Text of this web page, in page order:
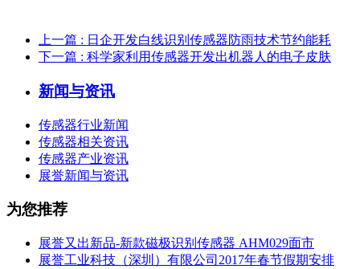
上一篇 : 日企开发白线识别传感器防雨技术节约能耗
下一篇 : 科学家利用传感器开发出机器人的电子皮肤
新闻与资讯
传感器行业新闻
传感器相关资讯
传感器产业资讯
展誉新闻与资讯
为您推荐
展誉又出新品-新款磁极识别传感器 AHM029面市
展誉工业科技（深圳）有限公司2017年春节假期安排